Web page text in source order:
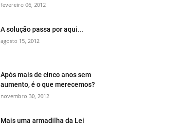
fevereiro 06, 2012
A solução passa por aqui...
agosto 15, 2012
Após mais de cinco anos sem
aumento, é o que merecemos?
novembro 30, 2012
Mais uma armadilha da Lei